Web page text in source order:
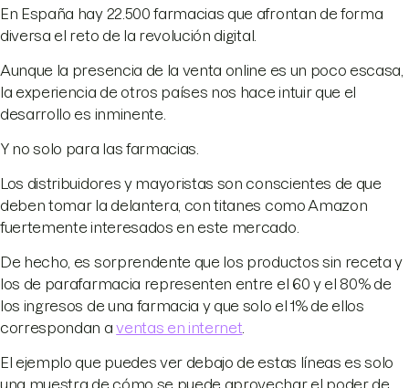
En España hay 22.500 farmacias que afrontan de forma
diversa el reto de la revolución digital.
Aunque la presencia de la venta online es un poco escasa,
la experiencia de otros países nos hace intuir que el
desarrollo es inminente.
Y no solo para las farmacias.
Los distribuidores y mayoristas son conscientes de que
deben tomar la delantera, con titanes como Amazon
fuertemente interesados en este mercado.
De hecho, es sorprendente que los productos sin receta y
los de parafarmacia representen entre el 60 y el 80% de
los ingresos de una farmacia y que solo el 1% de ellos
correspondan aventas en internet
El ejemplo que puedes ver debajo de estas líneas es solo
una muestra de cómo se puede aprovechar el poder de